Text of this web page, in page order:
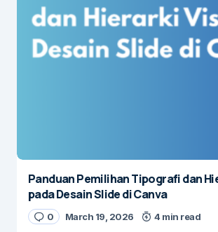
Panduan Pemilihan Tipografi dan
pada Desain Slide di Canva
0 March 19, 2026 4 min read